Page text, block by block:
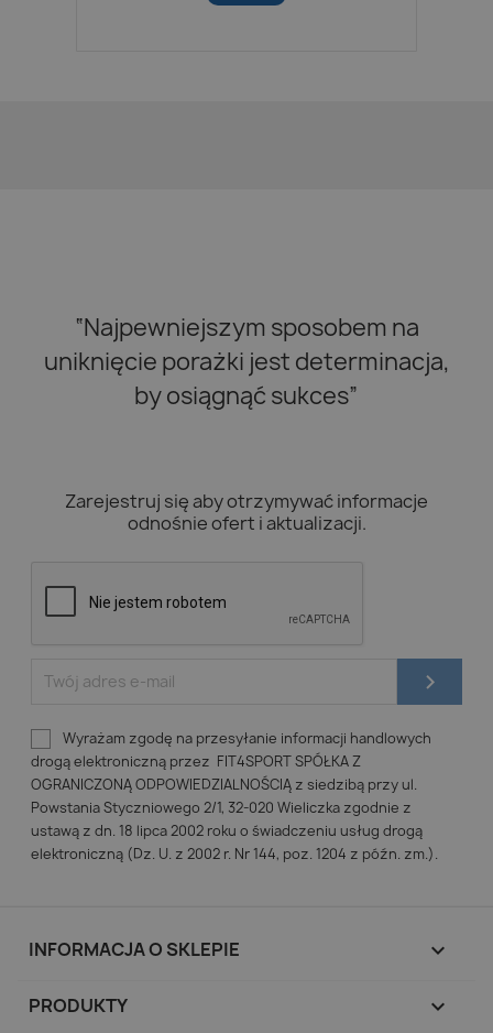
“Najpewniejszym sposobem na
uniknięcie porażki jest determinacja,
by osiągnąć sukces”
Zarejestruj się aby otrzymywać informacje
odnośnie ofert i aktualizacji.
Wyrażam zgodę na przesyłanie informacji handlowych
drogą elektroniczną przez FIT4SPORT SPÓŁKA Z
OGRANICZONĄ ODPOWIEDZIALNOŚCIĄ z siedzibą przy ul.
Powstania Styczniowego 2/1, 32-020 Wieliczka zgodnie z
ustawą z dn. 18 lipca 2002 roku o świadczeniu usług drogą
elektroniczną (Dz. U. z 2002 r. Nr 144, poz. 1204 z późn. zm.).
INFORMACJA O SKLEPIE keyboard_arrow_down
PRODUKTY 